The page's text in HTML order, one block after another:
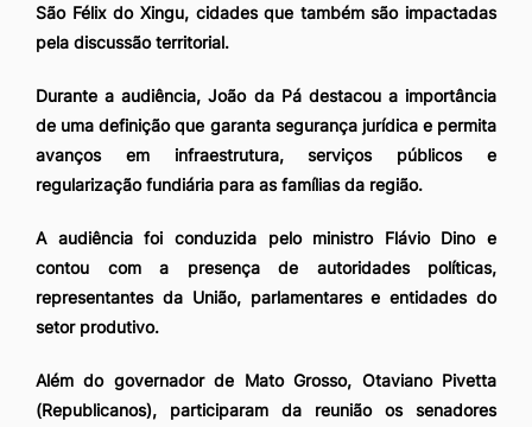
São Félix do Xingu, cidades que também são impactadas
pela discussão territorial.
Durante a audiência, João da Pá destacou a importância
de uma definição que garanta segurança jurídica e permita
avanços em infraestrutura, serviços públicos e
regularização fundiária para as famílias da região.
A audiência foi conduzida pelo ministro Flávio Dino e
contou com a presença de autoridades políticas,
representantes da União, parlamentares e entidades do
setor produtivo.
Além do governador de Mato Grosso, Otaviano Pivetta
(Republicanos), participaram da reunião os senadores